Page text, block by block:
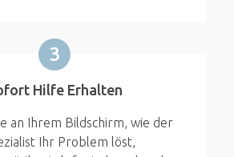
3
Hilfe Erhalten
an Ihrem Bildschirm, wie der
Ihr Problem löst,